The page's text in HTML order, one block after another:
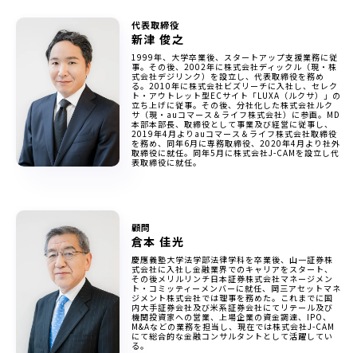
代表取締役
新津 俊之
1999年、大学卒業後、スタートアップ支援業務に従
事。その後、2002年に株式会社ディックル（現・株
式会社デジリンク）を設立し、代表取締役を務め
る。2010年に株式会社ビズリーチに入社し、セレク
ト・アウトレット型ECサイト「LUXA（ルクサ）」の
立ち上げに従事。その後、分社化した株式会社ルク
サ（現・auコマース＆ライフ株式会社）に参画。MD
本部本部長、取締役として事業及び経営に従事し、
2019年4月よりauコマース＆ライフ株式会社取締役
を務め、同年6月に専務取締役、2020年4月より社外
取締役に就任。同年5月に株式会社J-CAMを設立し代
表取締役に就任。
顧問
倉本 佳光
慶應義塾大学法学部法律学科を卒業後、山一証券株
式会社に入社し金融業界でのキャリアをスタート、
その後メリルリンチ日本証券株式会社マネージメン
ト・コミッティーメンバーに就任、岡三アセットマネ
ジメント株式会社では理事を務めた。これまでに国
内大手証券会社及び米系証券会社にてリテール及び
機関投資家への営業、上場企業の資金調達、IPO、
M&Aなどの業務を担当し、現在では株式会社J-CAM
にて総合的な金融コンサルタントとして活躍してい
る。